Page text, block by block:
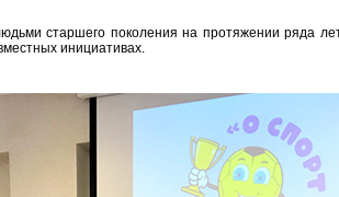
старшего поколения на протяжении ряда
инициативах.